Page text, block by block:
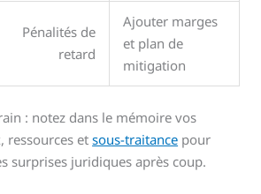
Pénalités de
retard
Ajouter marges
et plan de
mitigation
: notez dans le mémoire vos
ressources etsous-traitance pour
surprises juridiques après coup.